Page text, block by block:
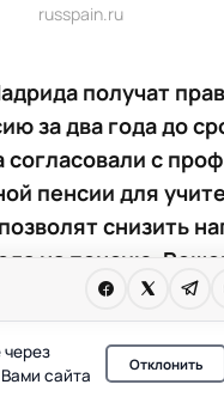
russpain.ru
получат
за два года до
согласовали с
пенсии для
снизить
на пенсию.
работников и
в школах.
решение, которое
сайта
Отклонить